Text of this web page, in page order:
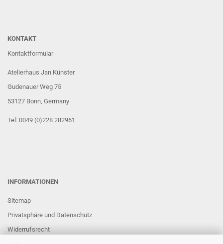
KONTAKT
Kontaktformular
Atelierhaus Jan Künster
Gudenauer Weg 75
53127 Bonn, Germany
Tel: 0049 (0)228 282961
INFORMATIONEN
Sitemap
Privatsphäre und Datenschutz
Widerrufsrecht